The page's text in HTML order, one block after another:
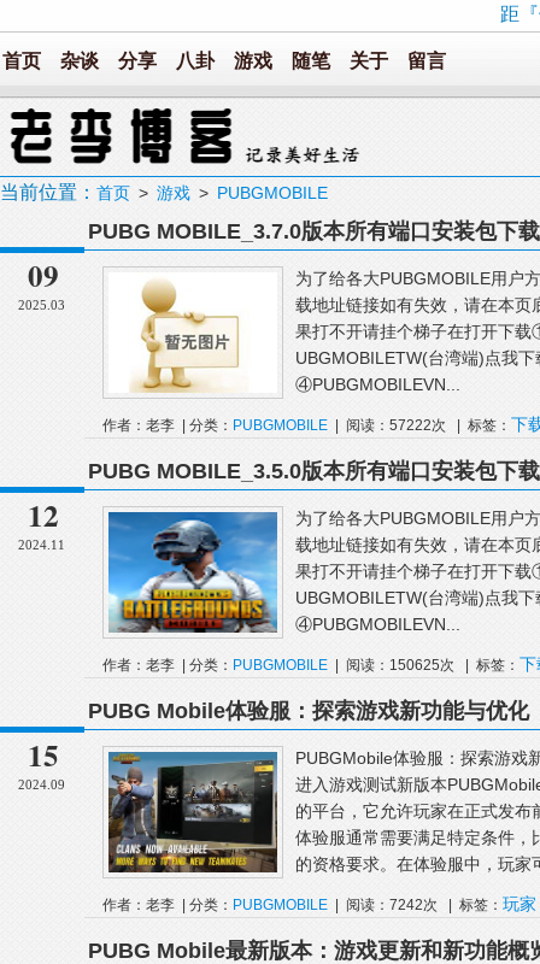
距
首页 杂谈 分享 八卦 游戏 随笔 关于 留言
当前位置： 首页 > 游戏 > PUBGMOBILE
09
2025.03
PUBG MOBILE_3.7.0版本所有端口安装包下载
为了给各大PUBGMOBILE用户
载地址链接如有失效，请在本
果打不开请挂个梯子在打开下
UBGMOBILETW(台湾端)点我
④PUBGMOBILEVN...
作者：老李 | 分类： PUBGMOBILE | 阅读：57222次 | 标签： 下
12
2024.11
PUBG MOBILE_3.5.0版本所有端口安装包下载
为了给各大PUBGMOBILE用户
载地址链接如有失效，请在本
果打不开请挂个梯子在打开下
UBGMOBILETW(台湾端)点我
④PUBGMOBILEVN...
作者：老李 | 分类： PUBGMOBILE | 阅读：150625次 | 标签： 下
15
2024.09
PUBG Mobile体验服：探索游戏新功能与优化
PUBGMobile体验服：探索游戏
进入游戏测试新版本
的平台，它允许玩家在正式发
体验服通常需要满足特定条件
的资格要求。在体验服中，玩家
作者：老李 | 分类： PUBGMOBILE | 阅读：7242次 | 标签： 玩家
PUBG Mobile最新版本：游戏更新和新功能概